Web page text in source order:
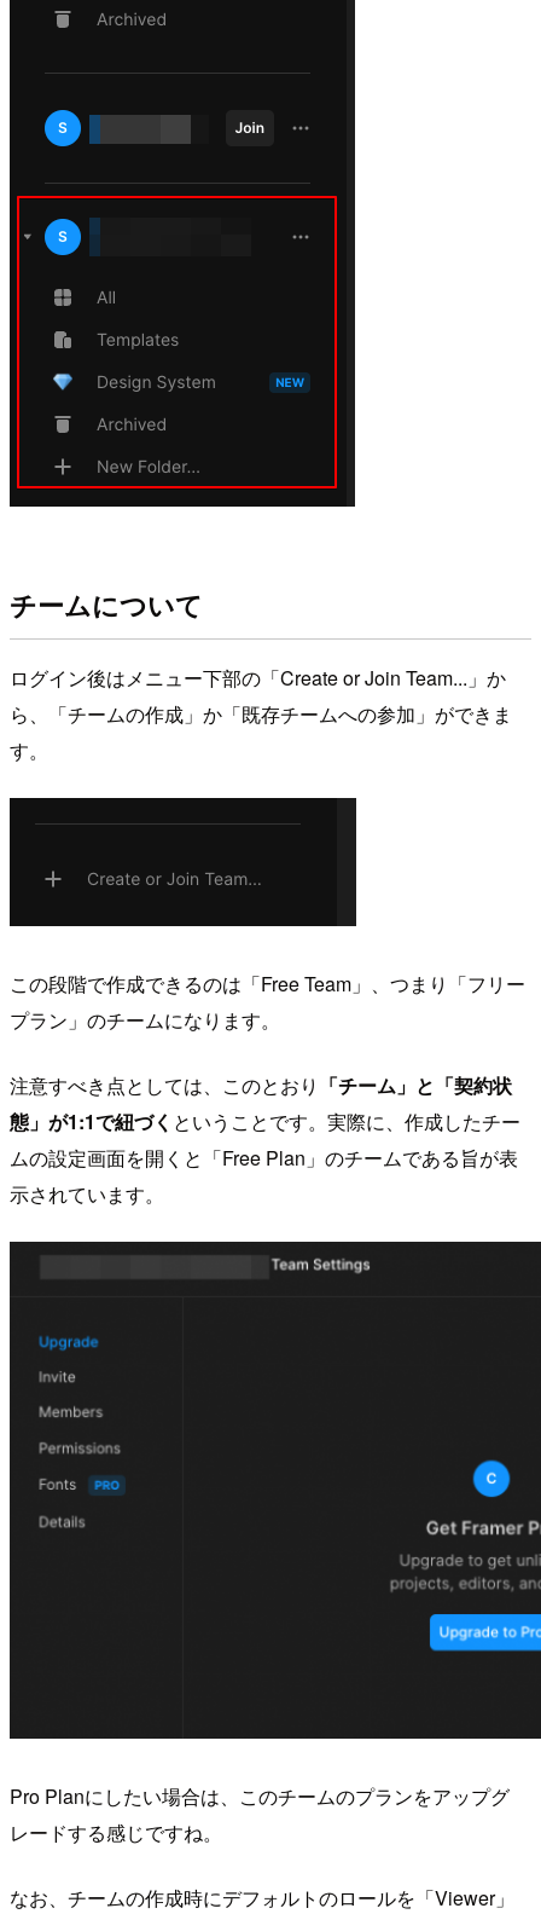
チームについて
ログイン後はメニュー下部の「Create or Join Team...」か
ら、「チームの作成」か「既存チームへの参加」ができま
す。
この段階で作成できるのは「Free Team」、つまり「フリー
プラン」のチームになります。
注意すべき点としては、このとおり 「チーム」と「契約状
態」が1:1で紐づく ということです。実際に、作成したチー
ムの設定画面を開くと「Free Plan」のチームである旨が表
示されています。
Pro Planにしたい場合は、このチームのプランをアップグ
レードする感じですね。
なお、チームの作成時にデフォルトのロールを「Viewer」